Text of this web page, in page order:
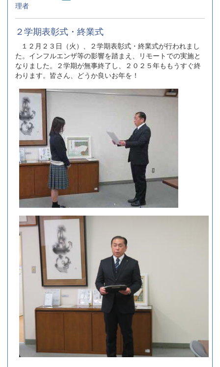
理者
２学期表彰式・終業式
１２月２３日（火）、２学期表彰式・終業式が行われまし
た。インフルエンザ等の影響を踏まえ、リモートでの実施と
なりました。２学期が無事終了し、２０２５年ももうすぐ終
わります。皆さん、どうか良いお年を！